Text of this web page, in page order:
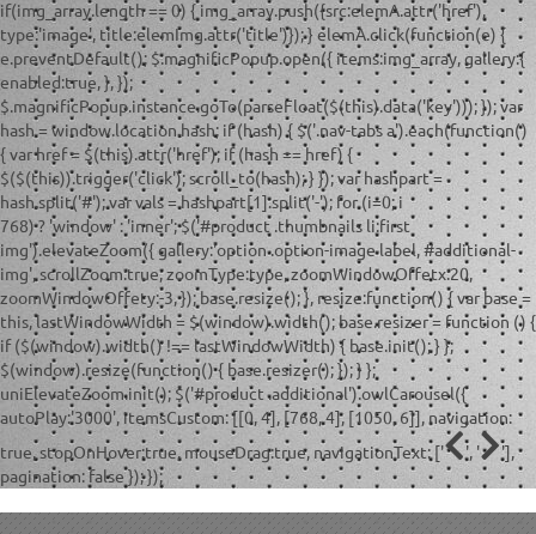
if(img_array.length == 0) { img_array.push({src:elemA.attr('href'),
type:'image', title:elemImg.attr('title')}); } elemA.click(function(e) {
e.preventDefault(); $.magnificPopup.open({ items:img_array, gallery:{
enabled:true, }, });
$.magnificPopup.instance.goTo(parseFloat($(this).data('key'))); }); var
hash = window.location.hash; if (hash) { $('.nav-tabs a').each(function()
{ var href = $(this).attr('href'); if (hash == href) {
$($(this)).trigger('click'); scroll_to(hash); } }); var hashpart =
hash.split('#'); var vals = hashpart[1].split('-'); for (i=0; i
768) ? 'window' : 'inner'; $('#product .thumbnails li:first
img').elevateZoom({ gallery:'option .option-image label, #additional-
img', scrollZoom:true, zoomType:type, zoomWindowOffetx:20,
zoomWindowOffety:-3, }); base.resize(); }, resize:function() { var base =
this, lastWindowWidth = $(window).width(); base.resizer = function () {
if ($(window).width() !== lastWindowWidth) { base.init(); } };
$(window).resize(function() { base.resizer(); }); } };
uniElevateZoom.init(); $('#product .additional').owlCarousel({
autoPlay:'3000', itemsCustom: [[0, 4], [768, 4], [1050, 6]], navigation:
true, stopOnHover:true, mouseDrag:true, navigationText: ['
', '
'],
pagination: false }); });